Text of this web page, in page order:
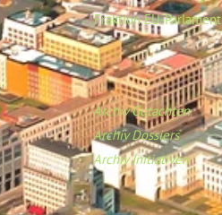
Fraktion EU-Parlament
Archiv Gutachten
Archiv Dossiers
Archiv Initiativen